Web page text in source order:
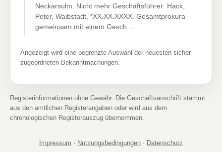
Neckarsulm. Nicht mehr Geschäftsführer: Hack,
Peter, Waibstadt, *XX.XX.XXXX. Gesamtprokura
gemeinsam mit einem Gesch…
Angezeigt wird eine begrenzte Auswahl der neuesten sicher
zugeordneten Bekanntmachungen.
Registerinformationen ohne Gewähr. Die Geschäftsanschrift stammt
aus den amtlichen Registerangaben oder wird aus dem
chronologischen Registerauszug übernommen.
Impressum · Nutzungsbedingungen · Datenschutz